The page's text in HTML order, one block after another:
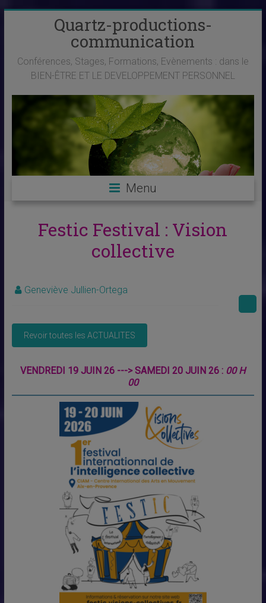
Quartz-productions-
communication
Conférences, Stages, Formations, Evènements : dans le
BIEN-ÊTRE ET LE DEVELOPPEMENT PERSONNEL
Menu
Festic Festival : Vision
collective
Geneviève Jullien-Ortega
VENDREDI 19 JUIN 26 ---> SAMEDI 20 JUIN 26 : 00 H
00